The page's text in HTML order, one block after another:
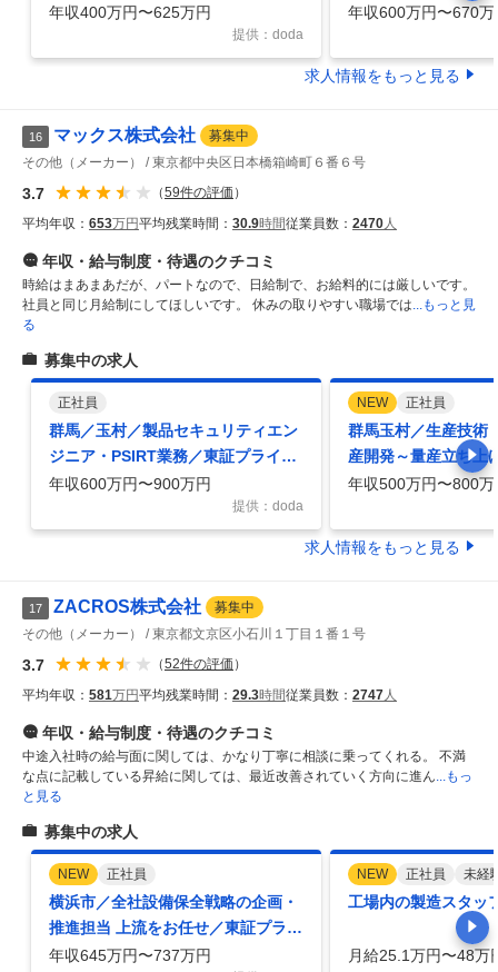
カーフレックス年間休日123日
年収400万円〜625万円
提供：doda
場の商品戦略／在宅
年収600万円〜670万
求人情報をもっと見る
16 マックス株式会社
募集中
その他（メーカー）
東京都中央区日本橋箱崎町６番６号
3.7 （59件の評価 ）
平均年収： 653万円平均残業時間： 30.9時間従業員数： 2470人
年収・給与制度・待遇のクチコミ
時給はまあまあだが、パートなので、日給制で、お給料的には厳しいです。
社員と同じ月給制にしてほしいです。 休みの取りやすい職場では...もっと見
る
募集中の求人
正社員
群馬／玉村／製品セキュリティエン
ジニア・PSIRT業務／東証プライム
／国内トップシェア製品多数
年収600万円〜900万円
提供：doda
NEW 正社員
群馬玉村／生産技術
産開発～量産立ち上
ム上場／国内トップ
年収500万円〜800万
求人情報をもっと見る
17 ZACROS株式会社
募集中
その他（メーカー）
東京都文京区小石川１丁目１番１号
3.7 （52件の評価 ）
平均年収： 581万円平均残業時間： 29.3時間従業員数： 2747人
年収・給与制度・待遇のクチコミ
中途入社時の給与面に関しては、かなり丁寧に相談に乗ってくれる。 不満
な点に記載している昇給に関しては、最近改善されていく方向に進ん...もっ
と見る
募集中の求人
NEW 正社員
横浜市／全社設備保全戦略の企画・
推進担当 上流をお任せ／東証プライ
ム／転勤当面無
年収645万円〜737万円
NEW 正社員 未経
工場内の製造スタッ
月給25.1万円〜48万